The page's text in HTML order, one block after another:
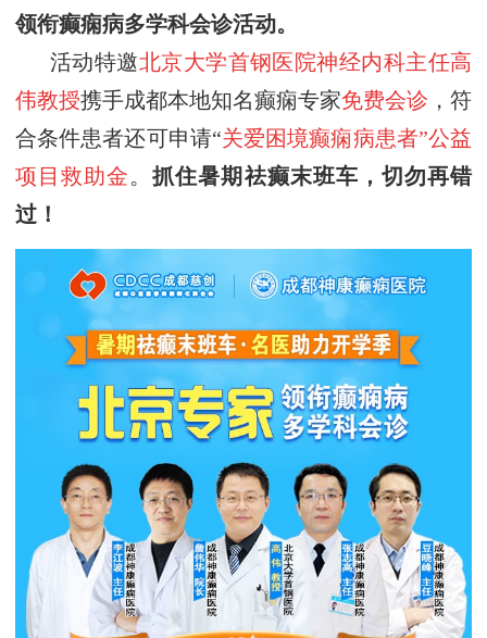
领衔癫痫病多学科会诊活动。
活动特邀北京大学首钢医院神经内科主任高
伟教授携手成都本地知名癫痫专家免费会诊 ，符
合条件患者还可申请“关爱困境癫痫病患者”公益
项目救助金。抓住暑期祛癫末班车 ，切勿再错
过！